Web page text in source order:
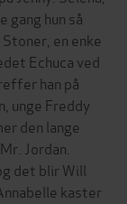
hun så
en enke
Echuca ved
han på
unge Freddy
den lange
Jordan.
det blir Will
kaster